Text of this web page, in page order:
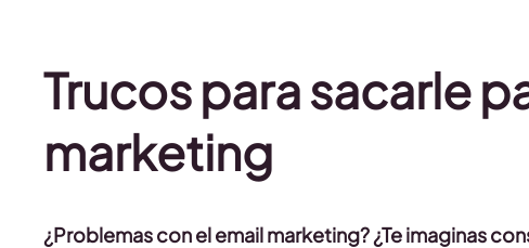
Trucos para sacarle
marketing
¿Problemas con el email marketing? ¿Te imaginas